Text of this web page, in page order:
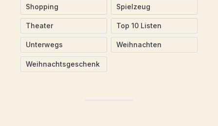
Shopping Spielzeug
Theater Top 10 Listen
Unterwegs Weihnachten
Weihnachtsgeschenk